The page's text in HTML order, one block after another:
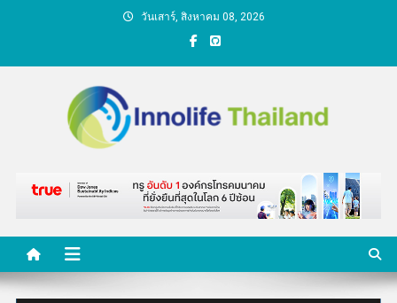
วันเสาร์, สิงหาคม 08, 2026
คนกับความคิด ชีวิตกับ
นวัตกรรม